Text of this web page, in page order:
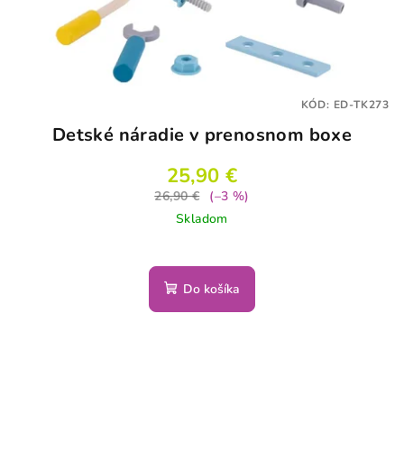
Detské náradie v prenosnom boxe
25,90 €
26,90 €
(–3 %)
Skladom
Do košíka
KÓD: ED-TK273